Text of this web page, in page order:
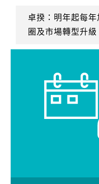
卓揆：明年起每
圈及市場轉型升級